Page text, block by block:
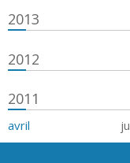
2013
2012
2011
avril